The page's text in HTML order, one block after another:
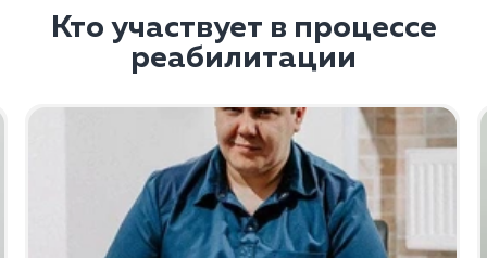
Кто участвует в процессе
реабилитации